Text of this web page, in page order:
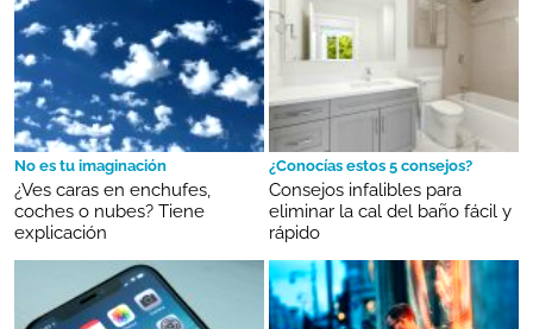
No es tu imaginación
¿Ves caras en enchufes,
coches o nubes? Tiene
explicación
¿Conocías estos 5 consejos?
Consejos infalibles para
eliminar la cal del baño fácil y
rápido